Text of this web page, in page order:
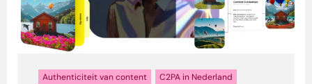
Authenticiteit van content C2PA in Nederland